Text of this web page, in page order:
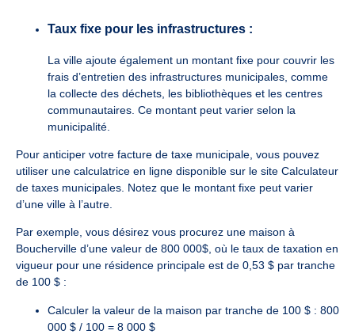
Taux fixe pour les infrastructures :
La ville ajoute également un montant fixe pour couvrir les
frais d’entretien des infrastructures municipales, comme
la collecte des déchets, les bibliothèques et les centres
communautaires. Ce montant peut varier selon la
municipalité.
Pour anticiper votre facture de taxe municipale, vous pouvez
utiliser une calculatrice en ligne disponible sur le site Calculateur
de taxes municipales . Notez que le montant fixe peut varier
d’une ville à l’autre.
Par exemple, vous désirez vous procurez une maison à
Boucherville d’une valeur de 800 000$, où le taux de taxation en
vigueur pour une résidence principale est de 0,53 $ par tranche
de 100 $ :
Calculer la valeur de la maison par tranche de 100 $ : 800
000 $ / 100 = 8 000 $